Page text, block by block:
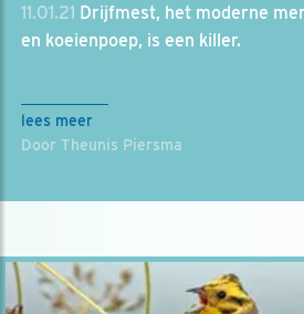
11.01.21 Drijfmest, het moderne
en koeienpoep, is een killer.
lees meer
Door Theunis Piersma